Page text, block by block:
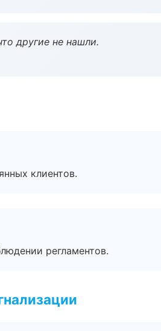
другие не нашли.
клиентов.
регламентов.